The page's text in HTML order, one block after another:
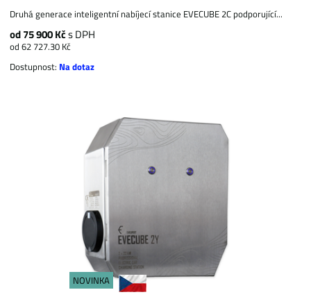
Druhá generace inteligentní nabíjecí stanice EVECUBE 2C podporující...
od 75 900 Kčs DPH
od 62 727.30 Kč
Dostupnost: Na dotaz
NOVINKA